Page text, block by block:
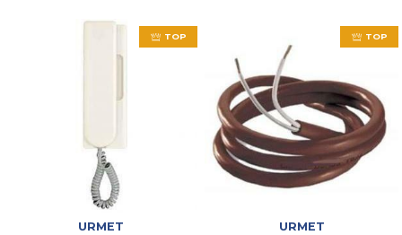
TOP
URMET
TOP
URMET